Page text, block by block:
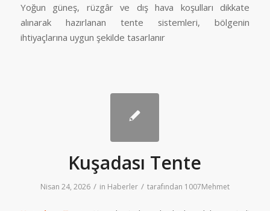
Yoğun güneş, rüzgâr ve dış hava koşulları dikkate
alınarak hazırlanan tente sistemleri, bölgenin
ihtiyaçlarına uygun şekilde tasarlanır
Kuşadası Tente
Nisan 24, 2026 / in Haberler / tarafından 1007Mehmet